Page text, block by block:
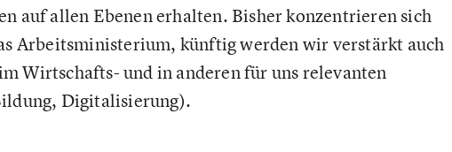
auf allen Ebenen erhalten. Bisher konzentrieren sich
Arbeitsministerium, künftig werden wir verstärkt auch
Wirtschafts- und in anderen für uns relevanten
Digitalisierung).